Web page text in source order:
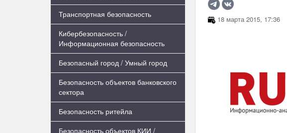
Транспортная безопасность
Кибербезопасность /
Информационная безопасность
Безопасный город / Умный город
Безопасность объектов банковского
сектора
Безопасность ритейла
Безопасность объектов КИИ /
18 марта 2015, 17:36